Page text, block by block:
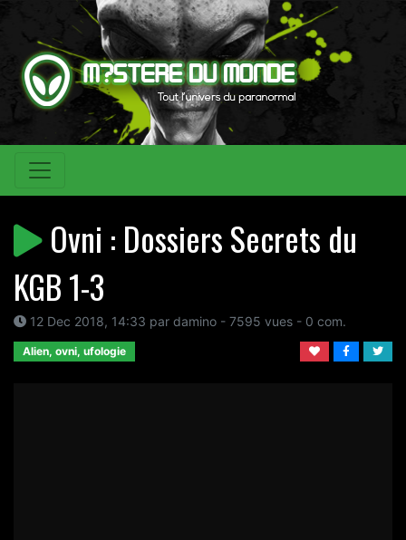
Ovni : Dossiers Secrets du
KGB 1-3
12 Dec 2018, 14:33 par damino - 7595 vues - 0 com.
Alien, ovni, ufologie